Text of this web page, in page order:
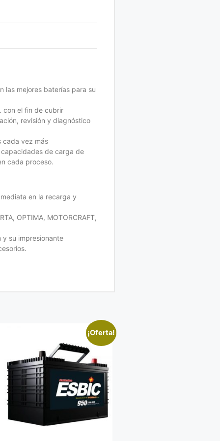
las mejores baterías para su
con el fin de cubrir
revisión y diagnóstico
cada vez más
de carga de
cada proceso.
en la recarga y
OPTIMA, MOTORCRAFT,
y su impresionante
¡Oferta!